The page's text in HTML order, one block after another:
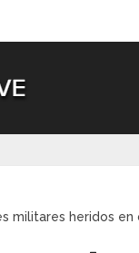
militares heridos